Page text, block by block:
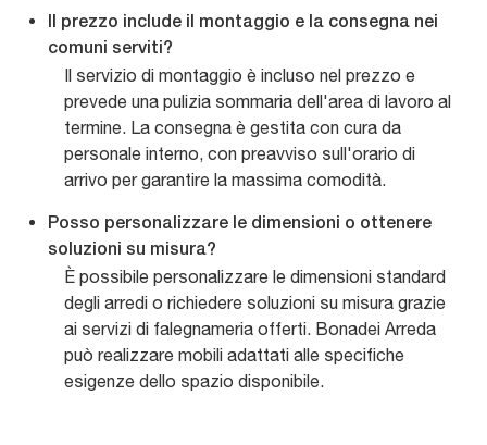
Il prezzo include il montaggio e la consegna nei
comuni serviti?
Il servizio di montaggio è incluso nel prezzo e
prevede una pulizia sommaria dell'area di lavoro al
termine. La consegna è gestita con cura da
personale interno, con preavviso sull'orario di
arrivo per garantire la massima comodità.
Posso personalizzare le dimensioni o ottenere
soluzioni su misura?
È possibile personalizzare le dimensioni standard
degli arredi o richiedere soluzioni su misura grazie
ai servizi di falegnameria offerti. Bonadei Arreda
può realizzare mobili adattati alle specifiche
esigenze dello spazio disponibile.